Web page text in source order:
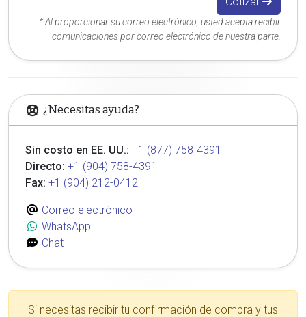
* Al proporcionar su correo electrónico, usted acepta recibir
comunicaciones por correo electrónico de nuestra parte.
¿Necesitas ayuda?
Sin costo en EE. UU.: +1 (877) 758-4391
Directo: +1 (904) 758-4391
Fax: +1 (904) 212-0412
Correo electrónico
WhatsApp
Chat
Si necesitas recibir tu confirmación de compra y tus